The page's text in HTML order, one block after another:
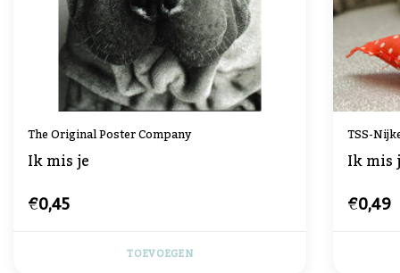
The Original Poster Company
Ik mis je
€0,45
TOEVOEGEN
TSS-
Ik mis
€0,49